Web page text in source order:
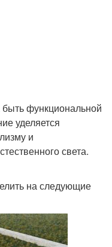
функциональной
уделяется
и
света.
на следующие